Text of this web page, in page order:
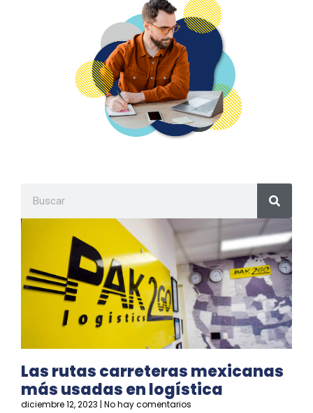
Las rutas carreteras mexicanas
más usadas en logística
diciembre 12, 2023 No hay comentarios